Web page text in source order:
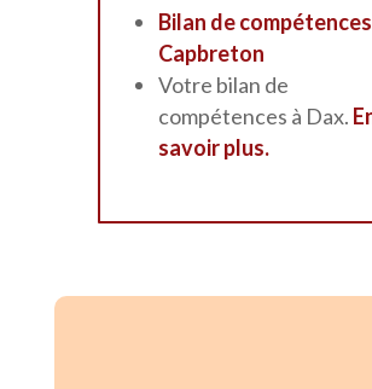
Bilan de
Capbreton
Votre bilan de
compétences à Dax.
savoir plus.